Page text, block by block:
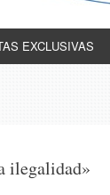
EXCLUSIVAS
ilegalidad»